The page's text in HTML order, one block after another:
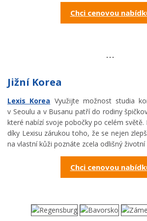
Chci cenovou
Jižní Korea
Lexis Korea Využijte možnost studia
v Seoulu a v Busanu patří do rodiny
které nabízí svoje pobočky po celém světě.
díky Lexisu zárukou toho, že se nejen
na vlastní kůži poznáte zcela odlišný životní
Chci cenovou